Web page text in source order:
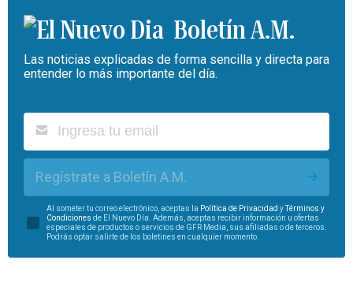
Boletín A.M.
Las noticias explicadas de forma sencilla y directa para
entender lo más importante del día.
Regístrate a Boletín A.M.
Al someter tu correo electrónico, aceptas la Política de Privacidad yTérminos y
Condiciones de El Nuevo Día. Además, aceptas recibir información u ofertas
especiales de productos o servicios de GFR Media, sus afiliadas o de terceros.
Podrás optar salirte de los boletines en cualquier momento.